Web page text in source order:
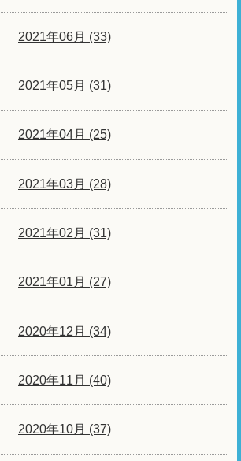
2021年06月 (33)
2021年05月 (31)
2021年04月 (25)
2021年03月 (28)
2021年02月 (31)
2021年01月 (27)
2020年12月 (34)
2020年11月 (40)
2020年10月 (37)